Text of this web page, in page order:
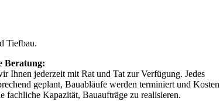
Tiefbau.
Beratung:
Ihnen jederzeit mit Rat und Tat zur Verfügung. Jedes
geplant, Bauabläufe werden terminiert und Kosten
Kapazität, Bauaufträge zu realisieren.